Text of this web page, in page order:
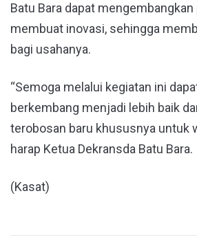
Batu Bara dapat
membuat inovasi, sehingga
bagi usahanya.
“Semoga melalui kegiatan ini
berkembang menjadi lebih baik
terobosan baru khususnya untuk
harap Ketua Dekransda Batu Bara.
(Kasat)